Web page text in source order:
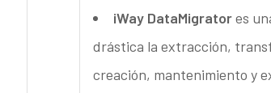
iWay DataMigratores
drástica la extracción,
creación, mantenimiento y